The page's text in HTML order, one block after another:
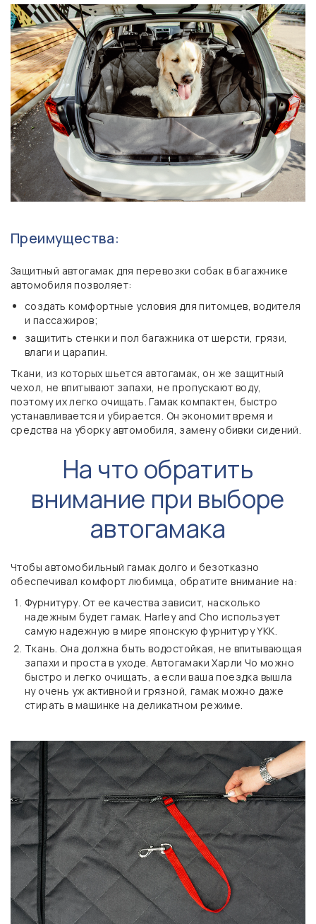
Преимущества:
Защитный автогамак для перевозки собак в багажнике
автомобиля позволяет:
создать комфортные условия для питомцев, водителя
и пассажиров;
защитить стенки и пол багажника от шерсти, грязи,
влаги и царапин.
Ткани, из которых шьется автогамак, он же защитный
чехол, не впитывают запахи, не пропускают воду,
поэтому их легко очищать. Гамак компактен, быстро
устанавливается и убирается. Он экономит время и
средства на уборку автомобиля, замену обивки сидений.
На что обратить
внимание при выборе
автогамака
Чтобы автомобильный гамак долго и безотказно
обеспечивал комфорт любимца, обратите внимание на:
Фурнитуру. От ее качества зависит, насколько
надежным будет гамак. Harley and Cho использует
самую надежную в мире японскую фурнитуру YKK.
Ткань. Она должна быть водостойкая, не впитывающая
запахи и проста в уходе. Автогамаки Харли Чо можно
быстро и легко очищать, а если ваша поездка вышла
ну очень уж активной и грязной, гамак можно даже
стирать в машинке на деликатном режиме.